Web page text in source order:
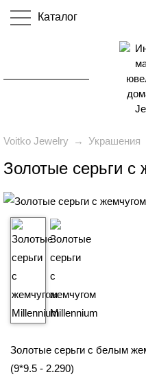
Каталог
Voitko Jewelry → Украшения
Золотые серьги с
Золотые серьги с белым
(9*9.5 - 2.290)